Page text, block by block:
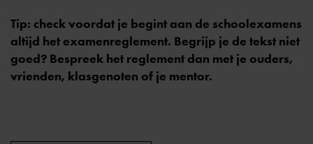
Tip: check voordat je begint aan de schoolexamens
altijd het examenreglement. Begrijp je de tekst niet
goed? Bespreek het reglement dan met je ouders,
vrienden, klasgenoten of je mentor.